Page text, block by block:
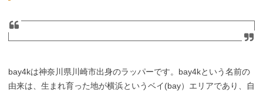
bay4kは神奈川県川崎市出身のラッパーです。bay4kという名前の
由来は、生まれ育った地が横浜というベイ(bay）エリアであり、自